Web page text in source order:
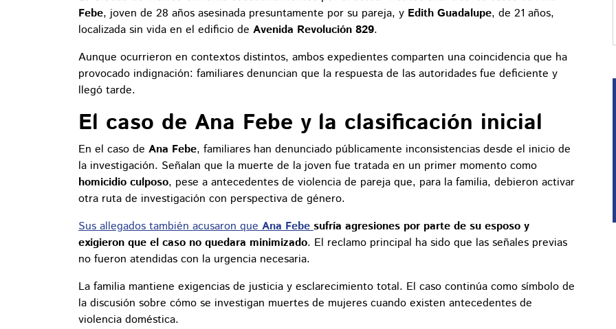
Febe, joven de 28 años asesinada presuntamente por su pareja, y Edith Guadalupe, de 21 años,
localizada sin vida en el edificio de Avenida Revolución 829.
Aunque ocurrieron en contextos distintos, ambos expedientes comparten una coincidencia que ha
provocado indignación: familiares denuncian que la respuesta de las autoridades fue deficiente y
llegó tarde.
El caso de Ana Febe y la clasificación inicial
En el caso de Ana Febe, familiares han denunciado públicamente inconsistencias desde el inicio de
la investigación. Señalan que la muerte de la joven fue tratada en un primer momento como
homicidio culposo, pese a antecedentes de violencia de pareja que, para la familia, debieron activar
otra ruta de investigación con perspectiva de género.
Sus allegados también acusaron queAna Febesufría agresiones por parte de su esposo y
exigieron que el caso no quedara minimizado. El reclamo principal ha sido que las señales previas
no fueron atendidas con la urgencia necesaria.
La familia mantiene exigencias de justicia y esclarecimiento total. El caso continúa como símbolo de
la discusión sobre cómo se investigan muertes de mujeres cuando existen antecedentes de
violencia doméstica.